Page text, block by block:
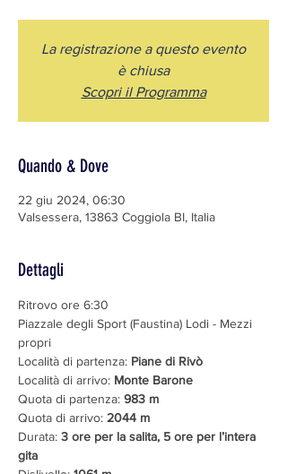
La registrazione a questo evento
è chiusa
Scopri il Programma
Quando & Dove
22 giu 2024, 06:30
Valsessera, 13863 Coggiola BI, Italia
Dettagli
Ritrovo ore 6:30
Piazzale degli Sport (Faustina) Lodi - Mezzi
propri
Località di partenza: Piane di Rivò
Località di arrivo: Monte Barone
Quota di partenza: 983 m
Quota di arrivo: 2044 m
Durata: 3 ore per la salita, 5 ore per l’intera
gita